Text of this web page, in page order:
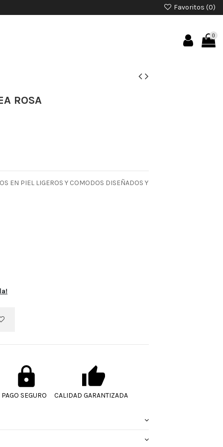
Favoritos (0)
0
ROSA
EN PIEL LIGEROS Y COMODOS DISEÑADOS Y
PAGO SEGURO CALIDAD GARANTIZADA